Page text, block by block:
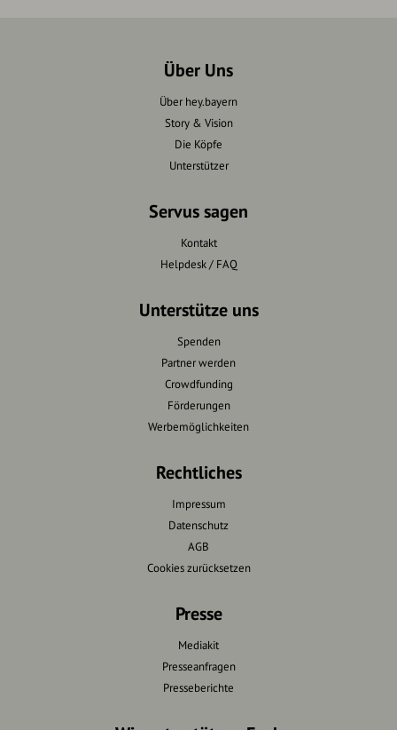
Über Uns
Über hey.bayern
Story & Vision
Die Köpfe
Unterstützer
Servus sagen
Kontakt
Helpdesk / FAQ
Unterstütze uns
Spenden
Partner werden
Crowdfunding
Förderungen
Werbemöglichkeiten
Rechtliches
Impressum
Datenschutz
AGB
Cookies zurücksetzen
Presse
Mediakit
Presseanfragen
Presseberichte